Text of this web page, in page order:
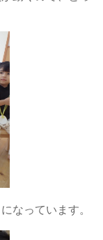
なっています。